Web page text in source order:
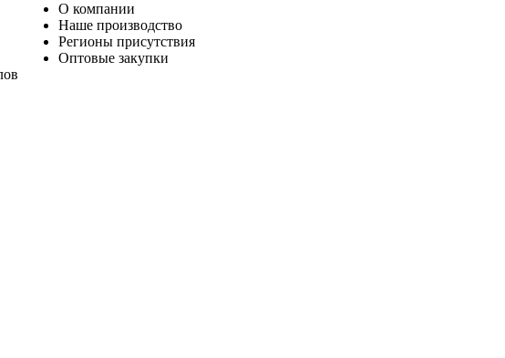
О компании
Наше производство
Регионы присутствия
Оптовые закупки